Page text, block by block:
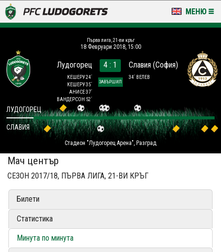
МЕНЮ
LUDOGORETS TV
НА ТЕРЕНА
КЛУБ
Първа лига, 21-ви кръг
18 Февруари 2018, 15:00
Лудогорец
КЕШЕРУ 24´
КЕШЕРУ 35´
АНИСЕ 37´
ВАНДЕРСОН 52´
4 : 1
ЗАВЪРШИЛ
Славия (София)
34´ ВЕЛЕВ
Стадион "Лудогорец Арена", Разград
ЛУДОГОРЕЦ
СЛАВИЯ
Мач център
СЕЗОН 2017/18, ПЪРВА ЛИГА, 21-ВИ КРЪГ
Билети
Статистика
Минута по минута